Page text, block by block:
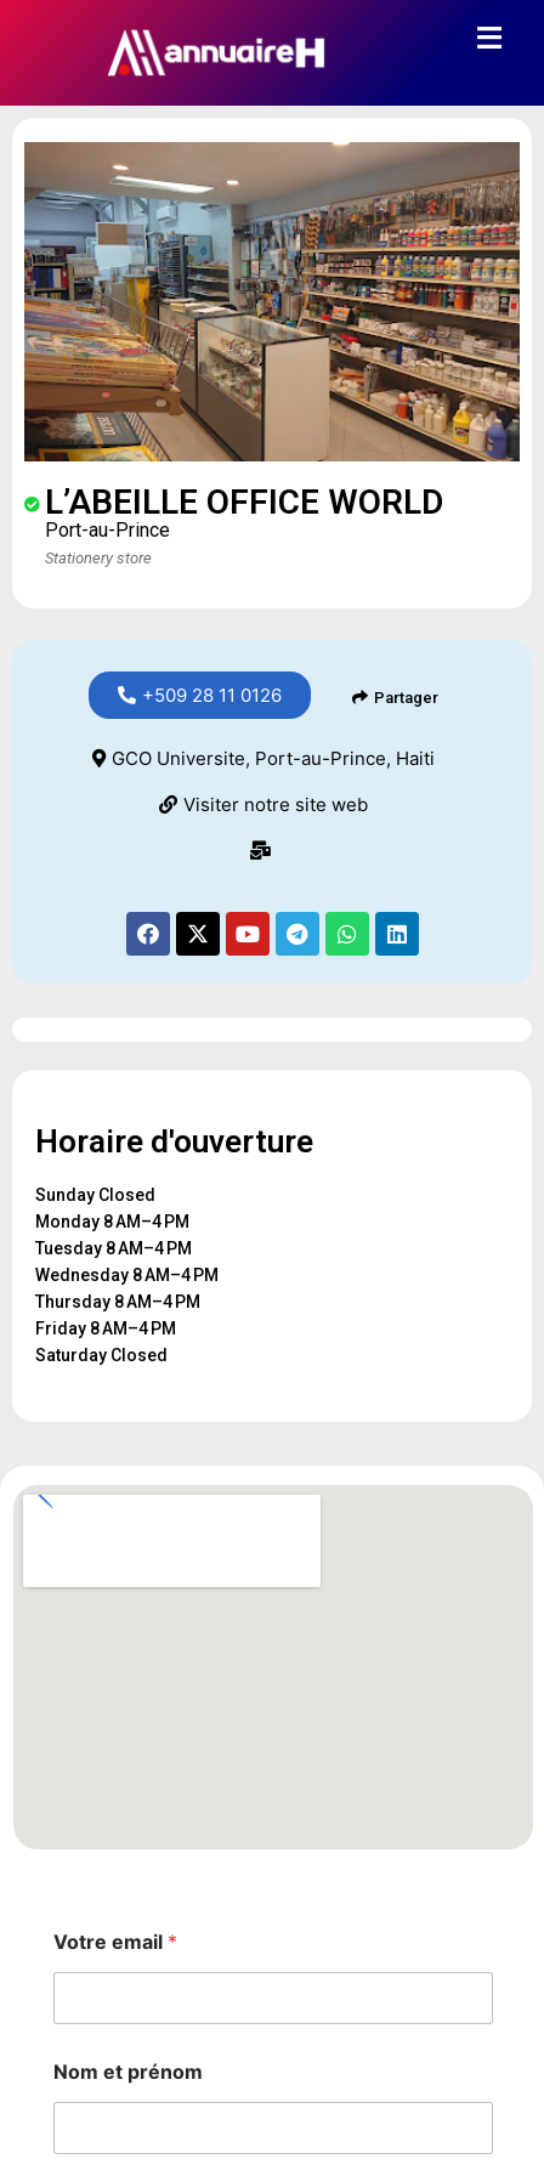
L’ABEILLE OFFICE WORLD
Port-au-Prince
Stationery store
+509 28 11 0126 Partager
GCO Universite, Port-au-Prince, Haiti
Visiter notre site web
Horaire d'ouverture
Sunday Closed
Monday 8 AM–4 PM
Tuesday 8 AM–4 PM
Wednesday 8 AM–4 PM
Thursday 8 AM–4 PM
Friday 8 AM–4 PM
Saturday Closed
Votre email *
Nom et prénom